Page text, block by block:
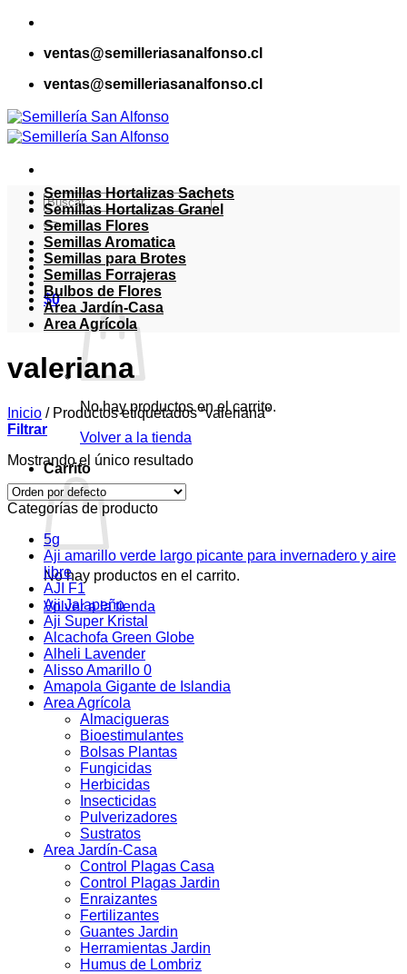
Saltar
contenidoventas@semilleriasanalfonso.cl
ventas@semilleriasanalfonso.cl
Buscar
por:
$0
No hay productos en el carrito.
Volver a la tienda
Carrito
No hay productos en el carrito.
Volver a la tienda
Semillas Hortalizas Sachets
Semillas Hortalizas Granel
Semillas Flores
Semillas Aromatica
Semillas para Brotes
Semillas Forrajeras
Bulbos de Flores
Area Jardín-Casa
Area Agrícola
valeriana
Inicio /Productos etiquetados “valeriana”
Filtrar
Mostrando el único resultado
Categorías de producto
5g
Aji amarillo verde largo picante para invernadero y aire
libre
AJI F1
Aji Jalapeño
Aji Super Kristal
Alcachofa Green Globe
Alheli Lavender
Alisso Amarillo 0
Amapola Gigante de Islandia
Area Agrícola
Almacigueras
Bioestimulantes
Bolsas Plantas
Fungicidas
Herbicidas
Insecticidas
Pulverizadores
Sustratos
Area Jardín-Casa
Control Plagas Casa
Control Plagas Jardin
Enraizantes
Fertilizantes
Guantes Jardin
Herramientas Jardin
Humus de Lombriz